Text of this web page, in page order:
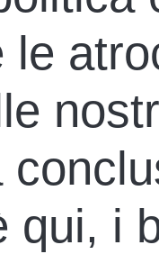
le
qui, i